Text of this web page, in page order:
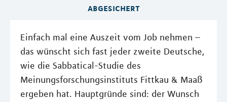
abgesichert
Einfach mal eine Auszeit vom Job nehmen –
das wünscht sich fast jeder zweite Deutsche,
wie die Sabbatical-Studie des
Meinungsforschungsinstituts Fittkau & Maaß
ergeben hat. Hauptgründe sind: der Wunsch